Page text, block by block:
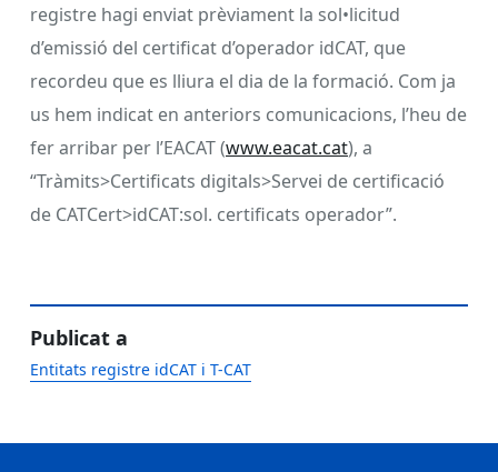
registre hagi enviat prèviament la sol•licitud
d’emissió del certificat d’operador idCAT, que
recordeu que es lliura el dia de la formació. Com ja
us hem indicat en anteriors comunicacions, l’heu de
fer arribar per l’EACAT (www.eacat.cat), a
“Tràmits>Certificats digitals>Servei de certificació
de CATCert>idCAT:sol. certificats operador”.
Publicat a
Entitats registre idCAT i T-CAT